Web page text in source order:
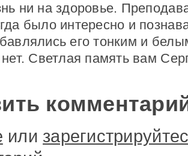
ни на здоровье.
было интересно и
его тонким и
нет. Светлая память вам
или